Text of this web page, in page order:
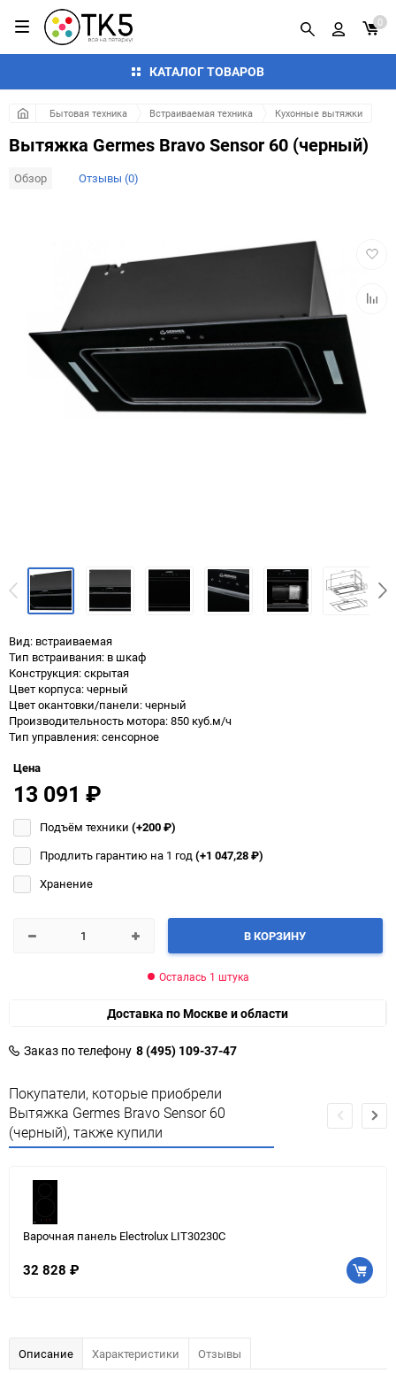
КАТАЛОГ ТОВАРОВ
0
Бытовая техника Встраиваемая техника Кухонные вытяжки
Вытяжка Germes Bravo Sensor 60 (черный)
Обзор Отзывы (0)
Вид: встраиваемая
Тип встраивания: в шкаф
Конструкция: скрытая
Цвет корпуса: черный
Цвет окантовки/панели: черный
Производительность мотора: 850 куб.м/ч
Тип управления: сенсорное
Цена
13 091 ₽
Подъём техники (+200₽)
Продлить гарантию на 1 год(+1 047,28₽)
Хранение
В КОРЗИНУ
Осталась 1 штука
Доставка по Москве и области
Заказ по телефону 8 (495) 109-37-47
Покупатели, которые приобрели
Вытяжка Germes Bravo Sensor 60
(черный), также купили
Варочная панель Electrolux LIT30230C
32 828 ₽
Описание Характеристики Отзывы